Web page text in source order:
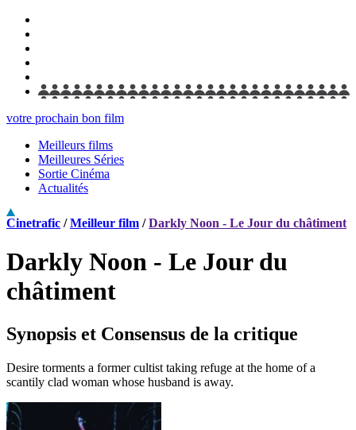
votre prochain bon film
Meilleurs films
Meilleures Séries
Sortie Cinéma
Actualités
Cinetrafic /Meilleur film /Darkly Noon - Le Jour du châtiment
Darkly Noon - Le Jour du
châtiment
Synopsis et Consensus de la critique
Desire torments a former cultist taking refuge at the home of a
scantily clad woman whose husband is away.